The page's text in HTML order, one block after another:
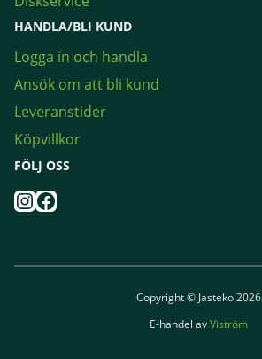
HANDLA/BLI KUND
Logga in och handla
Ansök om att bli kund
Leveranstider
Köpvillkor
FÖLJ OSS
Instagram
Facebook
Copyright © Jasteko 2026
E-handel avViström